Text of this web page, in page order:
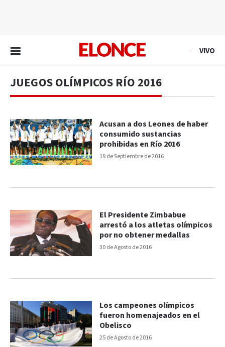
VIVO
JUEGOS OLÍMPICOS RÍO 2016
19 de Septiembre de 2016
Acusan a dos Leones de haber
consumido sustancias
prohibidas en Río 2016
30 de Agosto de 2016
El Presidente Zimbabue
arrestó a los atletas olímpicos
por no obtener medallas
25 de Agosto de 2016
Los campeones olímpicos
fueron homenajeados en el
Obelisco